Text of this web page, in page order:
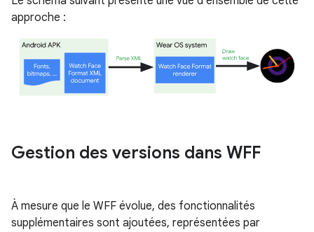
approche :
Gestion des versions dans WFF
À mesure que le WFF évolue, des fonctionnalités
supplémentaires sont ajoutées, représentées par